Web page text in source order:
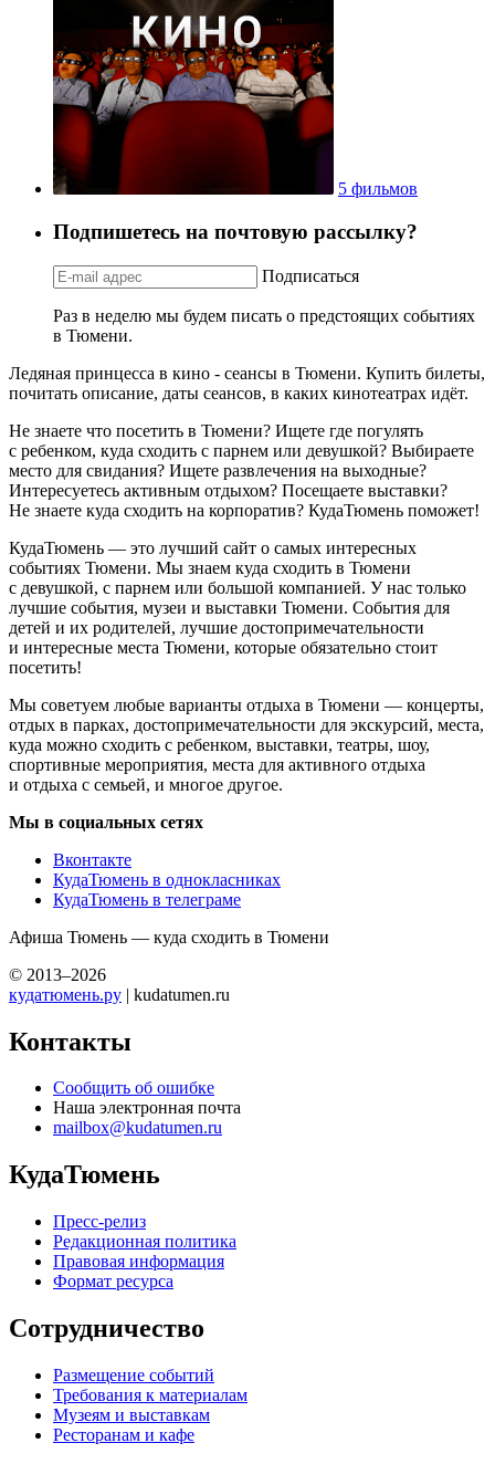
5 фильмов
Подпишетесь на почтовую рассылку?
Подписаться
Раз в неделю мы будем писать о предстоящих событиях
в Тюмени.
Ледяная принцесса в кино - сеансы в Тюмени. Купить билеты,
почитать описание, даты сеансов, в каких кинотеатрах идёт.
Не знаете что посетить в Тюмени? Ищете где погулять
с ребенком, куда сходить с парнем или девушкой? Выбираете
место для свидания? Ищете развлечения на выходные?
Интересуетесь активным отдыхом? Посещаете выставки?
Не знаете куда сходить на корпоратив? КудаТюмень поможет!
КудаТюмень — это лучший сайт о самых интересных
событиях Тюмени. Мы знаем куда сходить в Тюмени
с девушкой, с парнем или большой компанией. У нас только
лучшие события, музеи и выставки Тюмени. События для
детей и их родителей, лучшие достопримечательности
и интересные места Тюмени, которые обязательно стоит
посетить!
Мы советуем любые варианты отдыха в Тюмени — концерты,
отдых в парках, достопримечательности для экскурсий, места,
куда можно сходить с ребенком, выставки, театры, шоу,
спортивные мероприятия, места для активного отдыха
и отдыха с семьей, и многое другое.
Мы в социальных сетях
Вконтакте
КудаТюмень в однокласниках
КудаТюмень в телеграме
Афиша Тюмень — куда сходить в Тюмени
© 2013–2026
кудатюмень.ру | kudatumen.ru
Контакты
Сообщить об ошибке
Наша электронная почта
mailbox@kudatumen.ru
КудаТюмень
Пресс-релиз
Редакционная политика
Правовая информация
Формат ресурса
Сотрудничество
Размещение событий
Требования к материалам
Музеям и выставкам
Ресторанам и кафе